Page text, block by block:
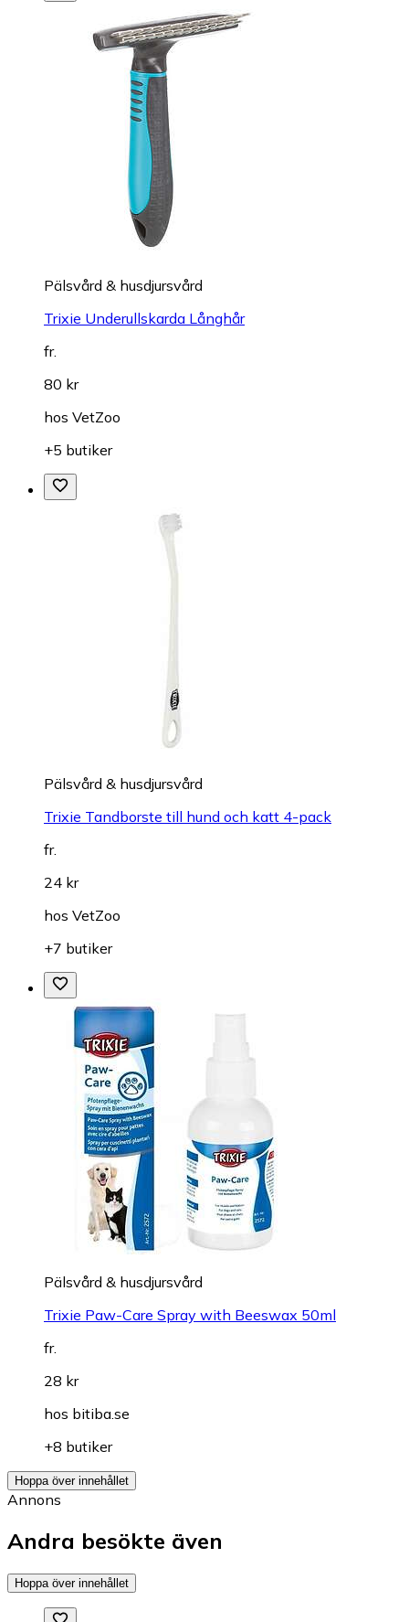
Pälsvård & husdjursvård
Trixie Underullskarda Långhår
fr.
80 kr
hos VetZoo
+5 butiker
Pälsvård & husdjursvård
Trixie Tandborste till hund och katt 4-pack
fr.
24 kr
hos VetZoo
+7 butiker
Pälsvård & husdjursvård
Trixie Paw-Care Spray with Beeswax 50ml
fr.
28 kr
hos bitiba.se
+8 butiker
Hoppa över innehållet
Annons
Andra besökte även
Hoppa över innehållet